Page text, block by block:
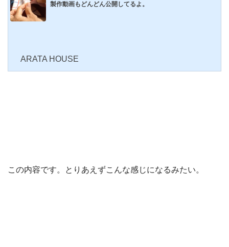
製作動画もどんどん公開してるよ。
ARATA HOUSE
この内容です。とりあえずこんな感じになるみたい。